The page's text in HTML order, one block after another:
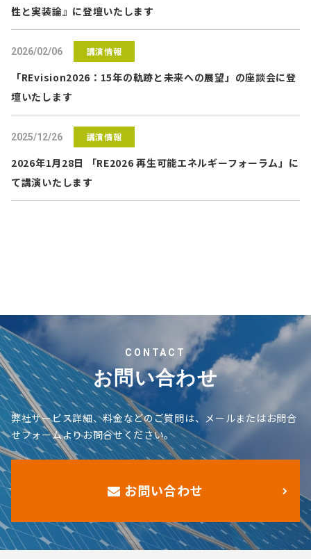
性と実装論』に登壇いたします
2026/02/06 講演情報
「REvision2026：15年の軌跡と未来への展望」の座談会に登
壇いたします
2025/12/26 講演情報
2026年1月28日 「RE2026 再生可能エネルギーフォーラム」に
て講演いたします
CONTACT
お問い合わせ
弊社サービス詳細、料金などのご質問は、メールまたはお問合
せフォームよりお問合せください。
お問い合わせ